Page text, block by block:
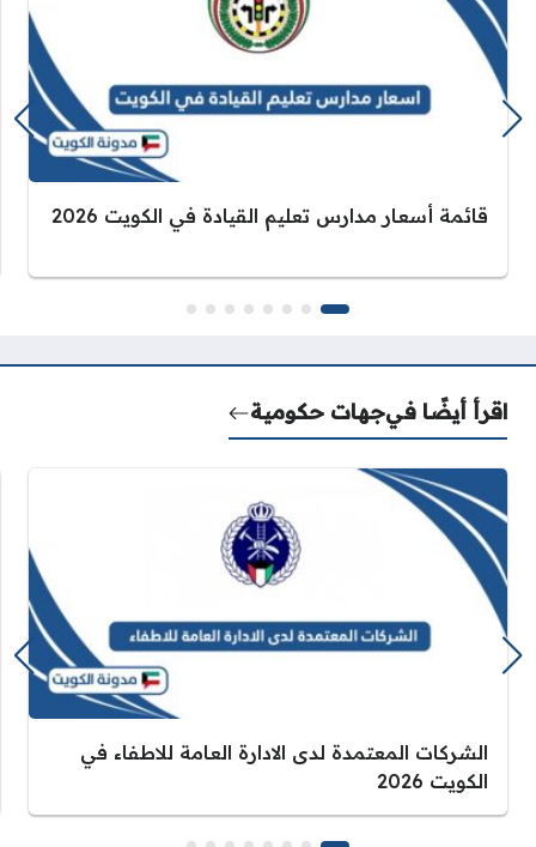
قائمة أسعار مدارس تعليم القيادة في الكويت 2026
اقرأ أيضًا فيجهات حكومية
الشركات المعتمدة لدى الادارة العامة للاطفاء في
الكويت 2026